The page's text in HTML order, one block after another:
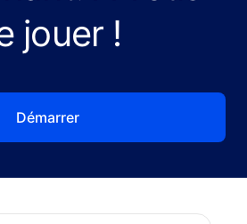
jouer !
Démarrer